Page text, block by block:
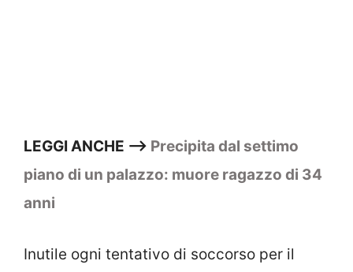
LEGGI ANCHE —> Precipita dal settimo
piano di un palazzo: muore ragazzo di 34
anni
Inutile ogni tentativo di soccorso per il